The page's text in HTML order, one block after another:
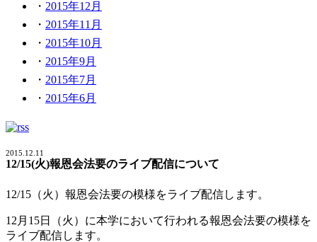
2015年12月
2015年11月
2015年10月
2015年9月
2015年7月
2015年6月
2015.12.11
12/15(火)報恩会法要のライブ配信について
12/15（火）報恩会法要の模様をライブ配信します。
12月15日（火）に本学において行われる報恩会法要の模様を
ライブ配信します。